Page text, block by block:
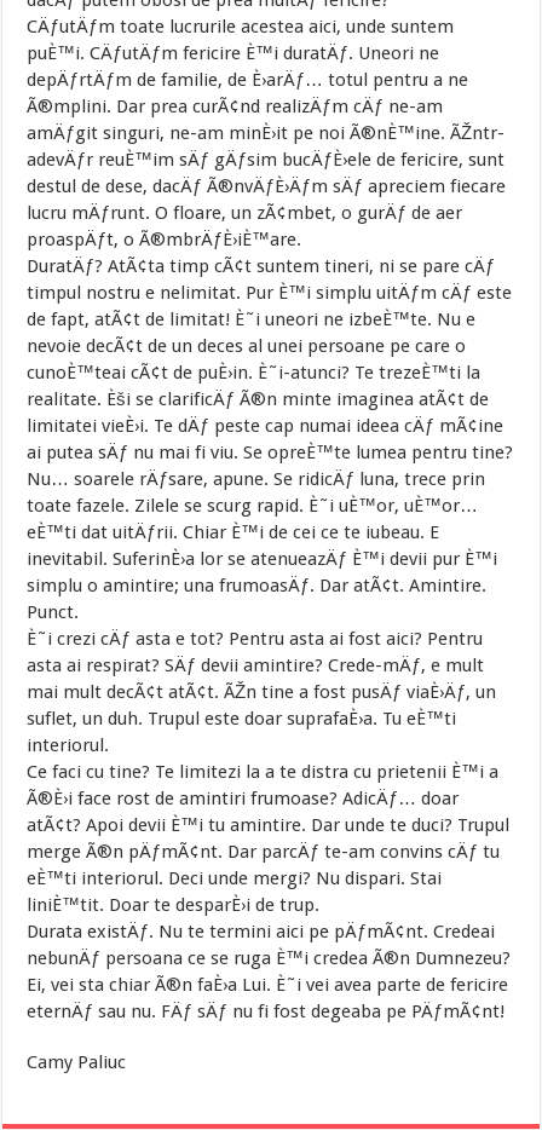
CÄƒutÄƒm toate lucrurile acestea aici, unde suntem
puÈ™i. CÄƒutÄƒm fericire È™i duratÄƒ. Uneori ne
depÄƒrtÄƒm de familie, de È›arÄƒ… totul pentru a ne
Ã®mplini. Dar prea curÃ¢nd realizÄƒm cÄƒ ne-am
amÄƒgit singuri, ne-am minÈ›it pe noi Ã®nÈ™ine. ÃŽntr-
adevÄƒr reuÈ™im sÄƒ gÄƒsim bucÄƒÈ›ele de fericire, sunt
destul de dese, dacÄƒ Ã®nvÄƒÈ›Äƒm sÄƒ apreciem fiecare
lucru mÄƒrunt. O floare, un zÃ¢mbet, o gurÄƒ de aer
proaspÄƒt, o Ã®mbrÄƒÈ›iÈ™are.
DuratÄƒ? AtÃ¢ta timp cÃ¢t suntem tineri, ni se pare cÄƒ
timpul nostru e nelimitat. Pur È™i simplu uitÄƒm cÄƒ este
de fapt, atÃ¢t de limitat! È˜i uneori ne izbeÈ™te. Nu e
nevoie decÃ¢t de un deces al unei persoane pe care o
cunoÈ™teai cÃ¢t de puÈ›in. È˜i-atunci? Te trezeÈ™ti la
realitate. Èši se clarificÄƒ Ã®n minte imaginea atÃ¢t de
limitatei vieÈ›i. Te dÄƒ peste cap numai ideea cÄƒ mÃ¢ine
ai putea sÄƒ nu mai fi viu. Se opreÈ™te lumea pentru tine?
Nu… soarele rÄƒsare, apune. Se ridicÄƒ luna, trece prin
toate fazele. Zilele se scurg rapid. È˜i uÈ™or, uÈ™or…
eÈ™ti dat uitÄƒrii. Chiar È™i de cei ce te iubeau. E
inevitabil. SuferinÈ›a lor se atenueazÄƒ È™i devii pur È™i
simplu o amintire; una frumoasÄƒ. Dar atÃ¢t. Amintire.
Punct.
È˜i crezi cÄƒ asta e tot? Pentru asta ai fost aici? Pentru
asta ai respirat? SÄƒ devii amintire? Crede-mÄƒ, e mult
mai mult decÃ¢t atÃ¢t. ÃŽn tine a fost pusÄƒ viaÈ›Äƒ, un
suflet, un duh. Trupul este doar suprafaÈ›a. Tu eÈ™ti
interiorul.
Ce faci cu tine? Te limitezi la a te distra cu prietenii È™i a
Ã®È›i face rost de amintiri frumoase? AdicÄƒ… doar
atÃ¢t? Apoi devii È™i tu amintire. Dar unde te duci? Trupul
merge Ã®n pÄƒmÃ¢nt. Dar parcÄƒ te-am convins cÄƒ tu
eÈ™ti interiorul. Deci unde mergi? Nu dispari. Stai
liniÈ™tit. Doar te desparÈ›i de trup.
Durata existÄƒ. Nu te termini aici pe pÄƒmÃ¢nt. Credeai
nebunÄƒ persoana ce se ruga È™i credea Ã®n Dumnezeu?
Ei, vei sta chiar Ã®n faÈ›a Lui. È˜i vei avea parte de fericire
eternÄƒ sau nu. FÄƒ sÄƒ nu fi fost degeaba pe PÄƒmÃ¢nt!
Camy Paliuc